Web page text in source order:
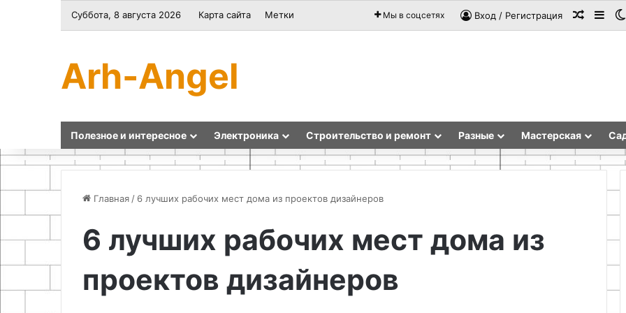
Суббота, 8 августа 2026 Карта сайта Метки Мы в соцсетях Вход / Регистрация
Arh-Angel
Полезное и интересное Электроника Строительство и ремонт Разные Мастерская
Главная / 6 лучших рабочих мест дома из проектов дизайнеров
6 лучших рабочих мест дома из
проектов дизайнеров
Как
восстановить
отверстие
Обучение
вокалу